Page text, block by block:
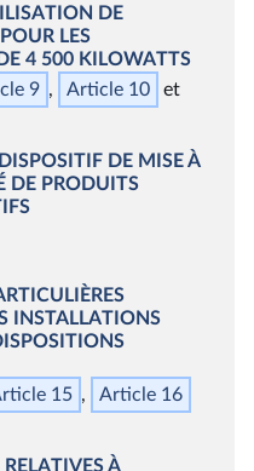
DE
LES
4 500 KILOWATTS
9
Article 10
DE MISE À
É DE PRODUITS
INSTALLATIONS
15
Article 16
À